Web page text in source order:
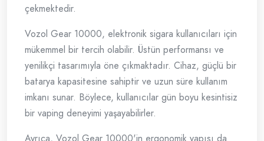
çekmektedir.
Vozol Gear 10000, elektronik sigara kullanıcıları için
mükemmel bir tercih olabilir. Üstün performansı ve
yenilikçi tasarımıyla öne çıkmaktadır. Cihaz, güçlü bir
batarya kapasitesine sahiptir ve uzun süre kullanım
imkanı sunar. Böylece, kullanıcılar gün boyu kesintisiz
bir vaping deneyimi yaşayabilirler.